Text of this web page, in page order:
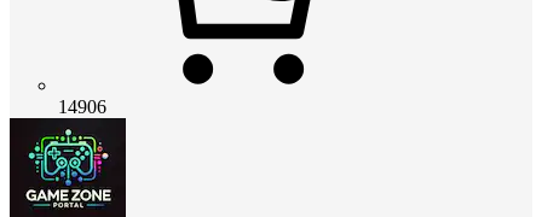
14906